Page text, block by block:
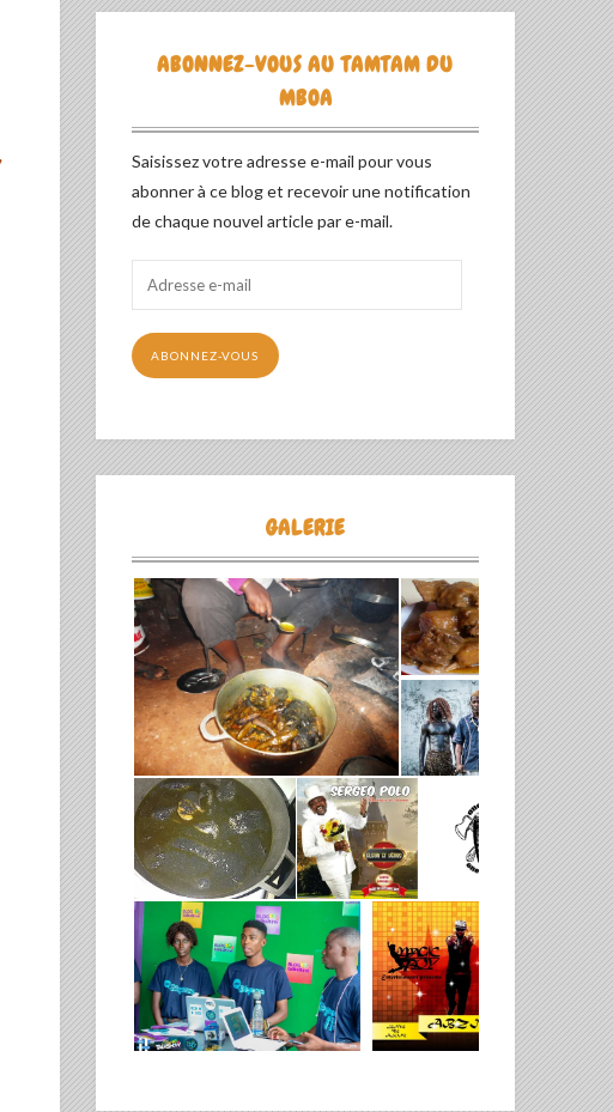
ABONNEZ-VOUS AU TAMTAM DU
MBOA
Saisissez votre adresse e-mail pour vous
abonner à ce blog et recevoir une notification
de chaque nouvel article par e-mail.
mail
ABONNEZ-VOUS
GALERIE